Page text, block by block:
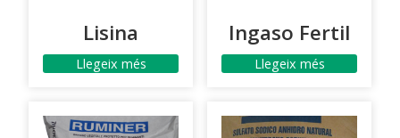
Lisina
Llegeix més
Ingaso Fertil
Llegeix més